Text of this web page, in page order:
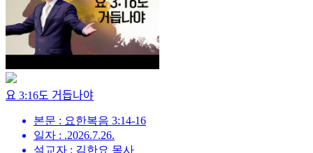
요 3:16도 거듭나야
본문 : 요한복음 3:14-16
일자 : .2026.7.26.
설교자 : 김한요 목사